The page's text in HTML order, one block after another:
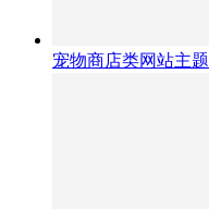
宠物商店类网站主题